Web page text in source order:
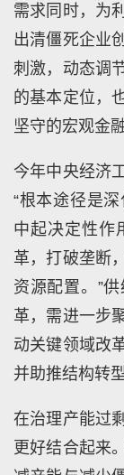
需求同时，为
出清僵死企业
刺激，动态调
的基本定位，
坚守的宏观金
今年中央经济
“根本途径是
中起决定性作
革，打破垄断
资源配置。”
革，需进一步
动关键领域改
并助推结构转型
在治理产能过
更好结合起来